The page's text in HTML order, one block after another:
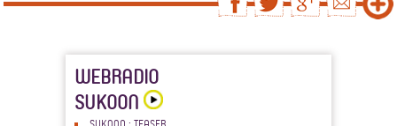
WEBRADIO
SUKOON